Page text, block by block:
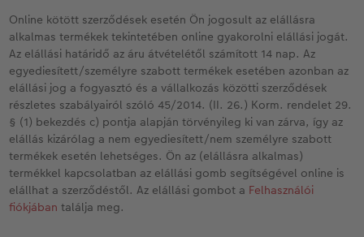
Fotókönyv témák
Készítési tippek és ötletek
Évkönyvszerkesztés lépésről lépésre
Könyvsablonok
Vásárlói mintakönyvek
Üdvözlőkártyák
Fotó keretben
Nagyméretű fotók fotópapíron
Little Prints
Matt Prints
Prémium poszter
Prémium poszter keretben
Térkép poszter
Direkt nyomtatású akrilüveg fotó
Direkt nyomtatású alufotó
Bögrék
Telefontokok
Hűtőmágnesek
Dekorációk
Üdvözlőkártyák
Asztali naptár
Névnapos naptár
Zsebnaptár
Határidőnaptár
Kiegészítők
CEWE ötletek
Tippek CEWE FOTÓKÖNYV-höz
CEWE szerkesztési tippek
CEWE videós podcast
CEWE PHOTO AWARD FOTÓPÁLYÁZAT
Online kötött szerződések esetén Ön jogosult az elállásra
alkalmas termékek tekintetében online gyakorolni elállási jogát.
Az elállási határidő az áru átvételétől számított 14 nap. Az
egyediesített/személyre szabott termékek esetében azonban az
elállási jog a fogyasztó és a vállalkozás közötti szerződések
részletes szabályairól szóló 45/2014. (II. 26.) Korm. rendelet 29.
§ (1) bekezdés c) pontja alapján törvényileg ki van zárva, így az
elállás kizárólag a nem egyediesített/nem személyre szabott
termékek esetén lehetséges. Ön az (elállásra alkalmas)
termékkel kapcsolatban az elállási gomb segítségével online is
elállhat a szerződéstől. Az elállási gombot a Felhasználói
fiókjában találja meg.